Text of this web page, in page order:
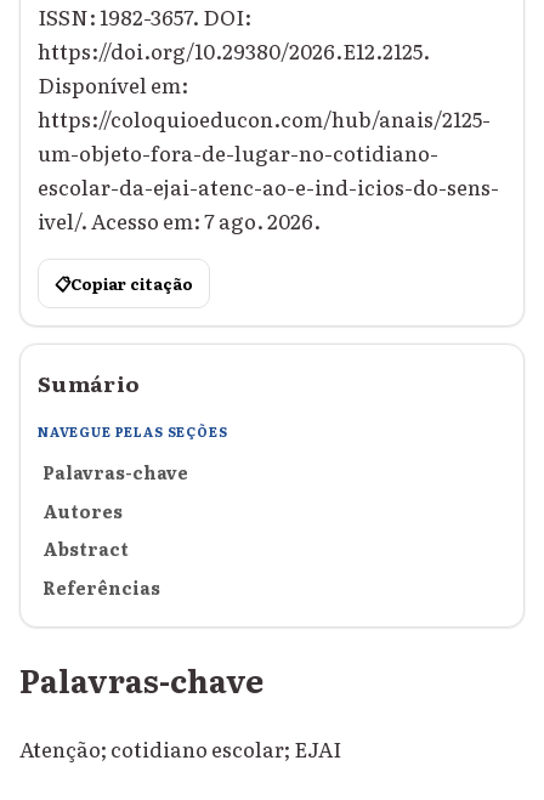
ISSN: 1982-3657. DOI:
https://doi.org/10.29380/2026.E12.2125.
Disponível em:
https://coloquioeducon.com/hub/anais/2125-
um-objeto-fora-de-lugar-no-cotidiano-
escolar-da-ejai-atenc-ao-e-ind-icios-do-sens-
ivel/. Acesso em: 7 ago. 2026.
📋Copiar citação
Sumário
NAVEGUE PELAS SEÇÕES
Palavras-chave
Autores
Abstract
Referências
Palavras-chave
Atenção; cotidiano escolar; EJAI